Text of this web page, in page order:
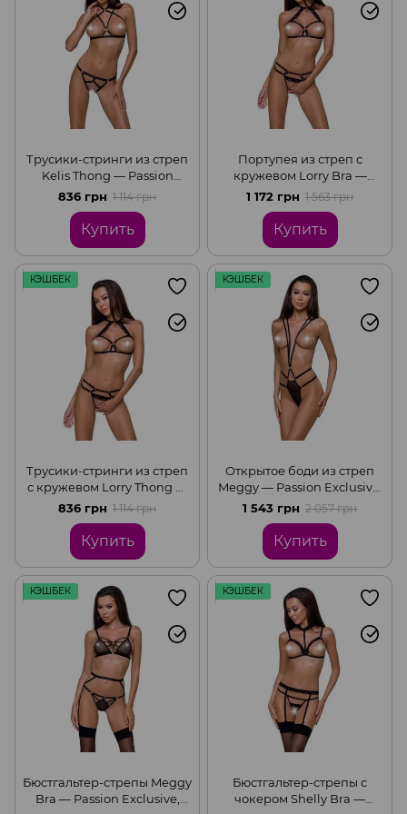
Трусики-стринги из стреп
Kelis Thong — Passion
Exclusive, Black, 2XL/3XL
836 грн 1 114 грн
Купить
Портупея из стреп с
кружевом Lorry Bra —
Passion Exclusive: стринги в
комплекте, Black, 2XL/3XL
1 172 грн 1 563 грн
Купить
КЭШБЕК
Трусики-стринги из стреп
с кружевом Lorry Thong —
Passion Exclusive, Black,
836 грн 1 114 грн
Купить
КЭШБЕК
Открытое боди из стреп
Meggy — Passion Exclusive,
Black, 2XL/3XL
1 543 грн 2 057 грн
Купить
КЭШБЕК
Бюстгальтер-стрепы Meggy
Bra — Passion Exclusive,
КЭШБЕК
Бюстгальтер-стрепы с
чокером Shelly Bra —